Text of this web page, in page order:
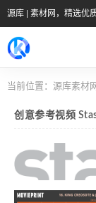
源库 | 素材网，精选优
当前位置： 源库素材网
创意参考视频